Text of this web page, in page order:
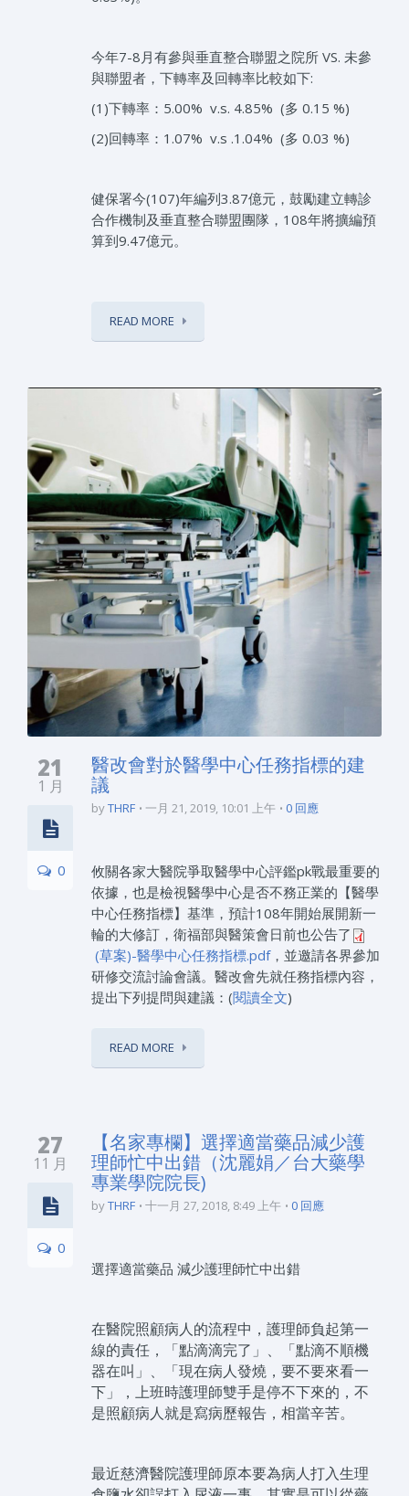
今年7-8月有參與垂直整合聯盟之院所 VS. 未參
與聯盟者，下轉率及回轉率比較如下:
(1)下轉率：5.00% v.s. 4.85% (多 0.15 %)
(2)回轉率：1.07% v.s .1.04% (多 0.03 %)​
健保署今(107)年編列3.87億元，鼓勵建立轉診
合作機制及垂直整合聯盟團隊，108年將擴編預
算到9.47億元。
READ MORE
21
1 月
0
醫改會對於醫學中心任務指標的建
議
byTHRF 一月 21, 2019, 10:01 上午 0 回應
攸關各家大醫院爭取醫學中心評鑑pk戰最重要的
依據，也是檢視醫學中心是否不務正業的【醫學
中心任務指標】基準，預計108年開始展開新一
輪的大修訂，衛福部與醫策會日前也公告了
(草案)-醫學中心任務指標.pdf，並邀請各界參加
研修交流討論會議。醫改會先就任務指標內容，
提出下列提問與建議：(閱讀全文)
READ MORE
27
11 月
0
【名家專欄】選擇適當藥品減少護
理師忙中出錯（沈麗娟／台大藥學
專業學院院長)
byTHRF 十一月 27, 2018, 8:49 上午 0 回應
選擇適當藥品 減少護理師忙中出錯
在醫院照顧病人的流程中，護理師負起第一
線的責任，「點滴滴完了」、「點滴不順機
器在叫」、「現在病人發燒，要不要來看一
下」，上班時護理師雙手是停不下來的，不
是照顧病人就是寫病歷報告，相當辛苦。
最近慈濟醫院護理師原本要為病人打入生理